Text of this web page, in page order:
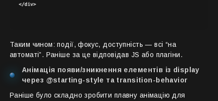
Таким чином: події, фокус, доступність — всі “на
автоматі”. Раніше за це відповідав JS або плагіни.
Анімація появи/зникнення елементів із display
через @starting-style та transition-behavior
Раніше було складно зробити плавну анімацію для